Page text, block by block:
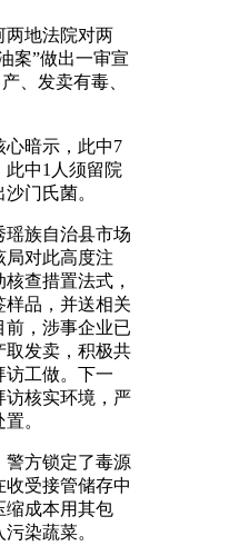
地法院对两
案”做出一审宣
、发卖有毒、
暗示，此中7
中1人须留院
门氏菌。
族自治县市场
局对此高度注
查措置法式，
样品，并送相关
前，涉事企业已
取发卖，积极共
访工做。下一
访核实环境，严
。
方锁定了毒源
收受接管储存中
缩成本用其包
染蔬菜。